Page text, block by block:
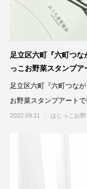
足立区六町『六町つ
っこお野菜スタンプア
足立区六町『六町つな
お野菜スタンプアート
2022.09.11 はじっこお